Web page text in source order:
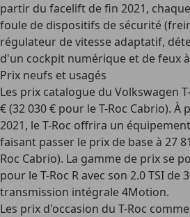
partir du facelift de fin 2021,
foule de dispositifs de sécurité
régulateur de vitesse adaptatif,
d'un cockpit numérique et de feux
Prix neufs et usagés
Les prix catalogue du Volkswagen
€ (32 030 € pour le T-Roc Cabrio).
2021, le T-Roc offrira un
faisant passer le prix de base à 27
Roc Cabrio). La gamme de prix se
pour le T-Roc R avec son 2.0 TSI de
transmission intégrale 4Motion.
Les prix d'occasion du T-Roc